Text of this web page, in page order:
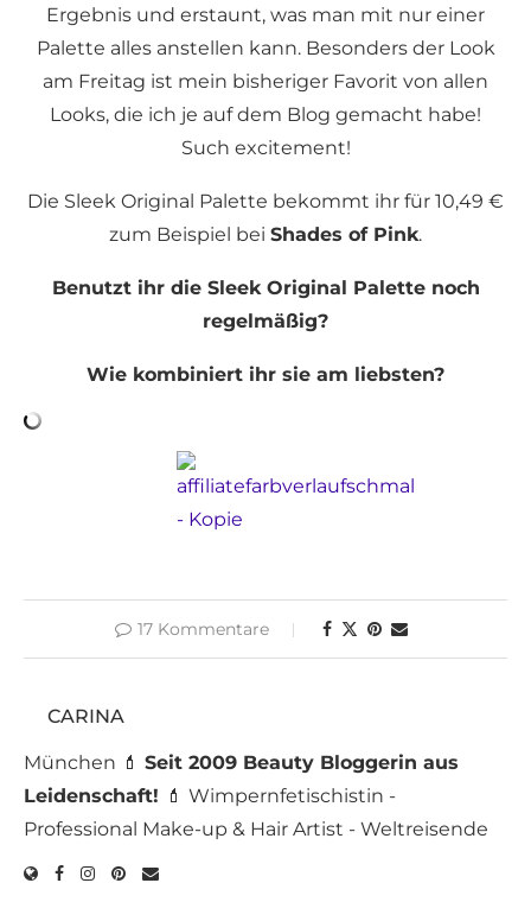
Ergebnis und erstaunt, was man mit nur einer
Palette alles anstellen kann. Besonders der Look
am Freitag ist mein bisheriger Favorit von allen
Looks, die ich je auf dem Blog gemacht habe!
Such excitement!
Die Sleek Original Palette bekommt ihr für 10,49 €
zum Beispiel bei Shades of Pink.
Benutzt ihr die Sleek Original Palette noch
regelmäßig?
Wie kombiniert ihr sie am liebsten?
17 Kommentare
CARINA
München 💄 Seit 2009 Beauty Bloggerin aus
Leidenschaft! 💄 Wimpernfetischistin -
Professional Make-up & Hair Artist - Weltreisende